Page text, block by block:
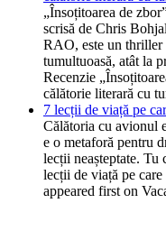
„Însoțitoarea de
scrisă de Chris
RAO, este un thriller
tumultuoasă, atât la
Recenzie
călătorie literară cu
7 lecții de viață pe
Călătoria cu avionul
e o metaforă pentru
lecții neașteptate.
lecții de viață pe
appeared first on